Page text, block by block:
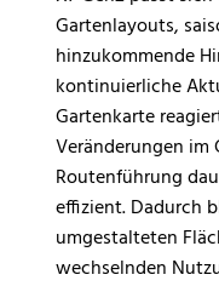
Gartenlayouts,
hinzukommende
kontinuierliche
Gartenkarte
Veränderungen im
Routenführung
effizient. Dadurch
umgestalteten
wechselnden